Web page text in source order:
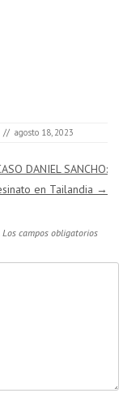
// agosto 18, 2023
DANIEL SANCHO:
en Tailandia →
Los campos obligatorios